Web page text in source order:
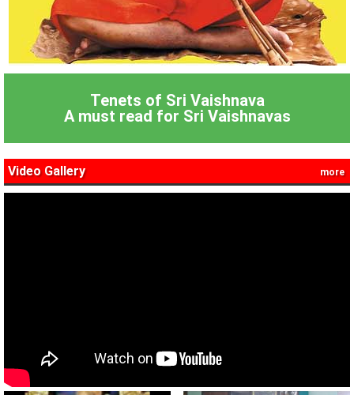
Tenets of Sri Vaishnava
A must read for Sri Vaishnavas
Video Gallery more